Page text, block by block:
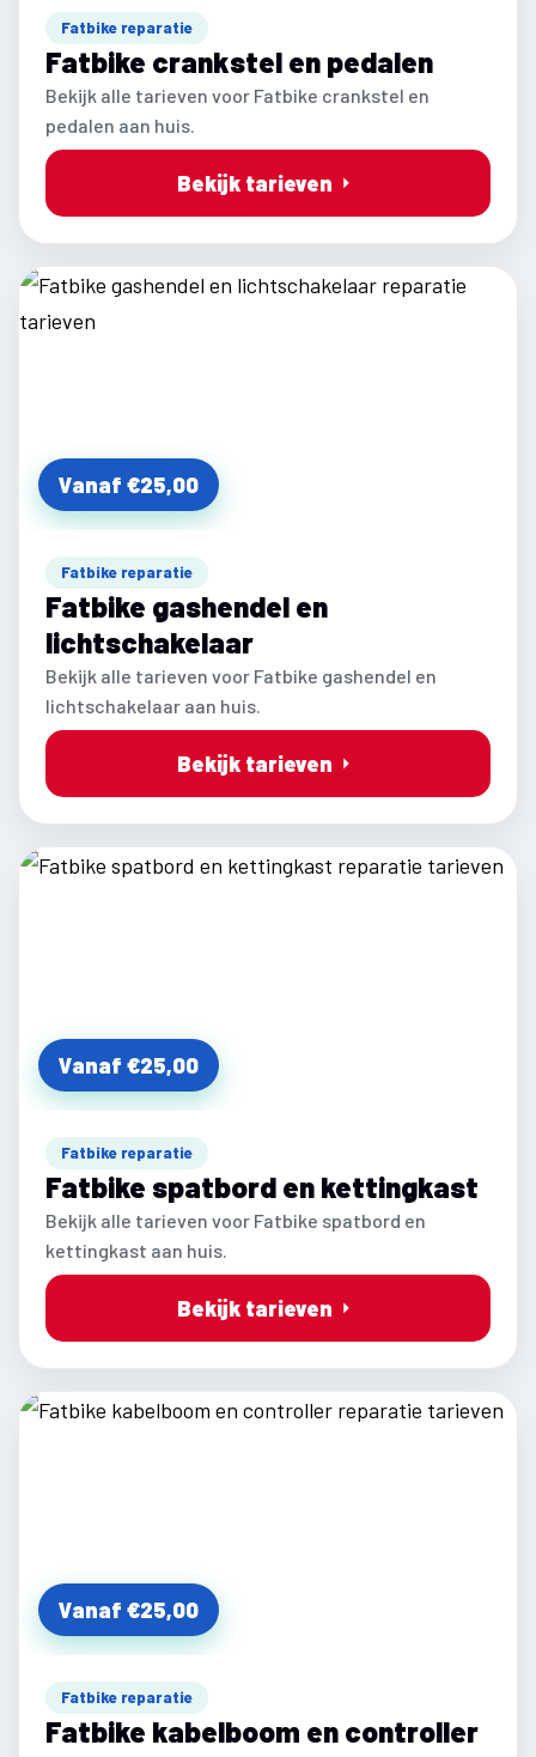
Fatbike reparatie
Fatbike crankstel en pedalen
Bekijk alle tarieven voor Fatbike crankstel en
pedalen aan huis.
Bekijk tarieven
Vanaf €25,00
Fatbike reparatie
Fatbike gashendel en
lichtschakelaar
Bekijk alle tarieven voor Fatbike gashendel en
lichtschakelaar aan huis.
Bekijk tarieven
Vanaf €25,00
Fatbike reparatie
Fatbike spatbord en kettingkast
Bekijk alle tarieven voor Fatbike spatbord en
kettingkast aan huis.
Bekijk tarieven
Vanaf €25,00
Fatbike reparatie
Fatbike kabelboom en controller